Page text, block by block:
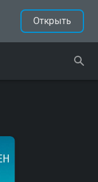
Открыть